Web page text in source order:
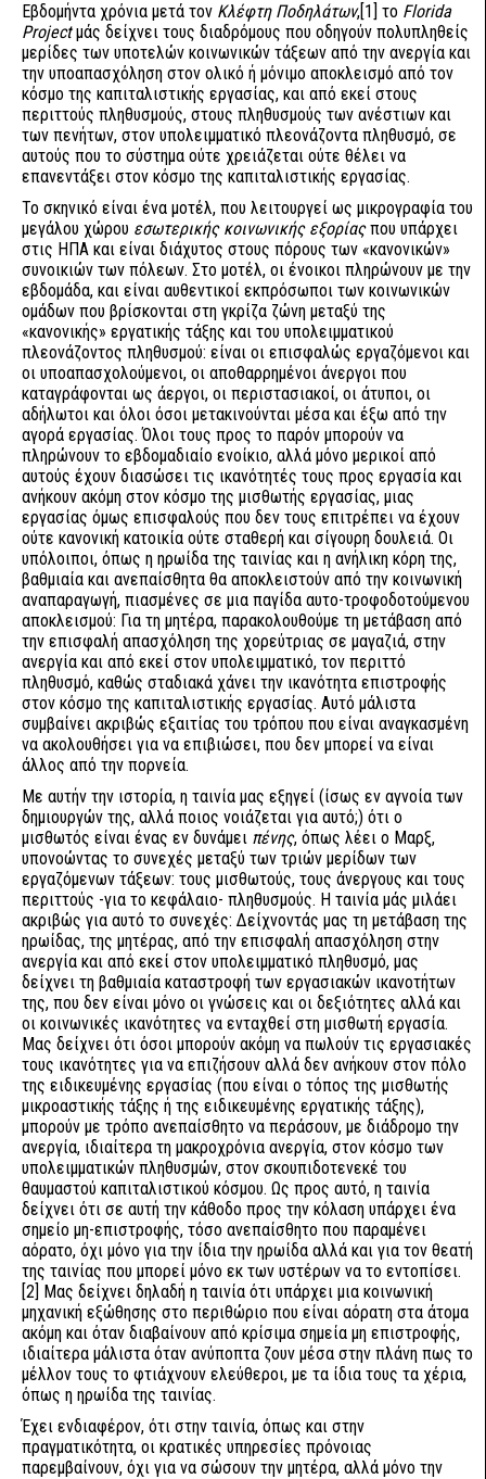
Εβδομήντα χρόνια μετά τον Κλέφτη Ποδηλάτων,[1] τo Florida
Projectμάς δείχνει τους διαδρόμους που οδηγούν πολυπληθείς
μερίδες των υποτελών κοινωνικών τάξεων από την ανεργία και
την υποαπασχόληση στον ολικό ή μόνιμο αποκλεισμό από τον
κόσμο της καπιταλιστικής εργασίας, και από εκεί στους
περιττούς πληθυσμούς, στους πληθυσμούς των ανέστιων και
των πενήτων, στον υπολειμματικό πλεονάζοντα πληθυσμό, σε
αυτούς που το σύστημα ούτε χρειάζεται ούτε θέλει να
επανεντάξει στον κόσμο της καπιταλιστικής εργασίας.
Το σκηνικό είναι ένα μοτέλ, που λειτουργεί ως μικρογραφία του
μεγάλου χώρου εσωτερικής κοινωνικής εξορίαςπου υπάρχει
στις ΗΠΑ και είναι διάχυτος στους πόρους των «κανονικών»
συνοικιών των πόλεων. Στο μοτέλ, οι ένοικοι πληρώνουν με την
εβδομάδα, και είναι αυθεντικοί εκπρόσωποι των κοινωνικών
ομάδων που βρίσκονται στη γκρίζα ζώνη μεταξύ της
«κανονικής» εργατικής τάξης και του υπολειμματικού
πλεονάζοντος πληθυσμού: είναι οι επισφαλώς εργαζόμενοι και
οι υποαπασχολούμενοι, οι αποθαρρημένοι άνεργοι που
καταγράφονται ως άεργοι, οι περιστασιακοί, οι άτυποι, οι
αδήλωτοι και όλοι όσοι μετακινούνται μέσα και έξω από την
αγορά εργασίας. Όλοι τους προς το παρόν μπορούν να
πληρώνουν το εβδομαδιαίο ενοίκιο, αλλά μόνο μερικοί από
αυτούς έχουν διασώσει τις ικανότητές τους προς εργασία και
ανήκουν ακόμη στον κόσμο της μισθωτής εργασίας, μιας
εργασίας όμως επισφαλούς που δεν τους επιτρέπει να έχουν
ούτε κανονική κατοικία ούτε σταθερή και σίγουρη δουλειά. Οι
υπόλοιποι, όπως η ηρωίδα της ταινίας και η ανήλικη κόρη της,
βαθμιαία και ανεπαίσθητα θα αποκλειστούν από την κοινωνική
αναπαραγωγή, πιασμένες σε μια παγίδα αυτο-τροφοδοτούμενου
αποκλεισμού: Για τη μητέρα, παρακολουθούμε τη μετάβαση από
την επισφαλή απασχόληση της χορεύτριας σε μαγαζιά, στην
ανεργία και από εκεί στον υπολειμματικό, τον περιττό
πληθυσμό, καθώς σταδιακά χάνει την ικανότητα επιστροφής
στον κόσμο της καπιταλιστικής εργασίας. Αυτό μάλιστα
συμβαίνει ακριβώς εξαιτίας του τρόπου που είναι αναγκασμένη
να ακολουθήσει για να επιβιώσει, που δεν μπορεί να είναι
άλλος από την πορνεία.
Με αυτήν την ιστορία, η ταινία μας εξηγεί (ίσως εν αγνοία των
δημιουργών της, αλλά ποιος νοιάζεται για αυτό;) ότι ο
μισθωτός είναι ένας εν δυνάμει πένης, όπως λέει ο Μαρξ,
υπονοώντας το συνεχές μεταξύ των τριών μερίδων των
εργαζόμενων τάξεων: τους μισθωτούς, τους άνεργους και τους
περιττούς -για το κεφάλαιο- πληθυσμούς. Η ταινία μάς μιλάει
ακριβώς για αυτό το συνεχές: Δείχνοντάς μας τη μετάβαση της
ηρωίδας, της μητέρας, από την επισφαλή απασχόληση στην
ανεργία και από εκεί στον υπολειμματικό πληθυσμό, μας
δείχνει τη βαθμιαία καταστροφή των εργασιακών ικανοτήτων
της, που δεν είναι μόνο οι γνώσεις και οι δεξιότητες αλλά και
οι κοινωνικές ικανότητες να ενταχθεί στη μισθωτή εργασία.
Μας δείχνει ότι όσοι μπορούν ακόμη να πωλούν τις εργασιακές
τους ικανότητες για να επιζήσουν αλλά δεν ανήκουν στον πόλο
της ειδικευμένης εργασίας (που είναι ο τόπος της μισθωτής
μικροαστικής τάξης ή της ειδικευμένης εργατικής τάξης),
μπορούν με τρόπο ανεπαίσθητο να περάσουν, με διάδρομο την
ανεργία, ιδιαίτερα τη μακροχρόνια ανεργία, στον κόσμο των
υπολειμματικών πληθυσμών, στον σκουπιδοτενεκέ του
θαυμαστού καπιταλιστικού κόσμου. Ως προς αυτό, η ταινία
δείχνει ότι σε αυτή την κάθοδο προς την κόλαση υπάρχει ένα
σημείο μη-επιστροφής, τόσο ανεπαίσθητο που παραμένει
αόρατο, όχι μόνο για την ίδια την ηρωίδα αλλά και για τον θεατή
της ταινίας που μπορεί μόνο εκ των υστέρων να το εντοπίσει.
[2] Μας δείχνει δηλαδή η ταινία ότι υπάρχει μια κοινωνική
μηχανική εξώθησης στο περιθώριο που είναι αόρατη στα άτομα
ακόμη και όταν διαβαίνουν από κρίσιμα σημεία μη επιστροφής,
ιδιαίτερα μάλιστα όταν ανύποπτα ζουν μέσα στην πλάνη πως το
μέλλον τους το φτιάχνουν ελεύθεροι, με τα ίδια τους τα χέρια,
όπως η ηρωίδα της ταινίας.
Έχει ενδιαφέρον, ότι στην ταινία, όπως και στην
πραγματικότητα, οι κρατικές υπηρεσίες πρόνοιας
παρεμβαίνουν, όχι για να σώσουν την μητέρα, αλλά μόνο την